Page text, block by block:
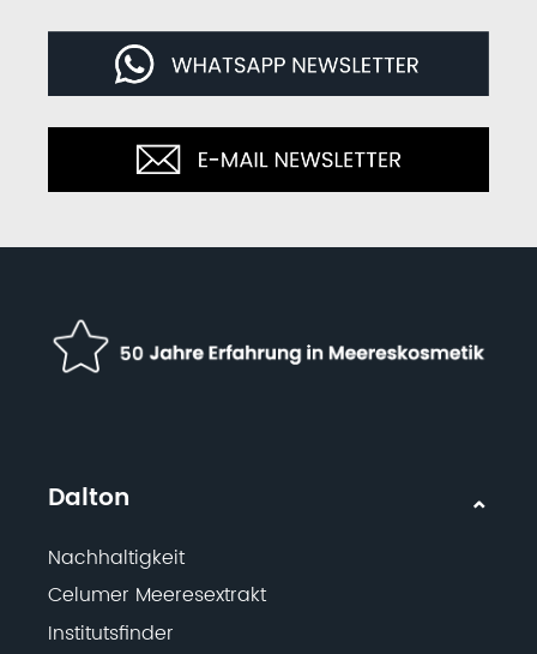
Dalton
Nachhaltigkeit
Celumer Meeresextrakt
Institutsfinder